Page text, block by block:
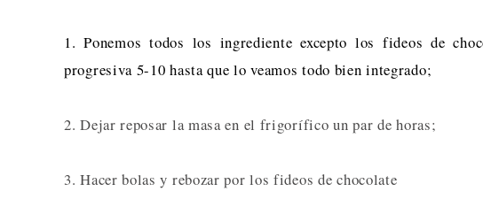
1. Ponemos todos los ingrediente excepto los fideos de
progresiva 5-10 hasta que lo veamos todo bien integrado;
2. Dejar reposar la masa en el frigorífico un par de horas;
3. Hacer bolas y rebozar por los fideos de chocolate